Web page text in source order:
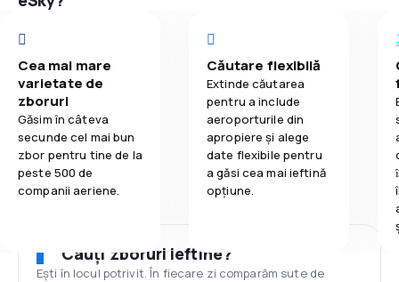
Cea mai mare
varietate de
zboruri
Găsim în câteva
secunde cel mai bun
zbor pentru tine de la
peste 500 de
companii aeriene.
Căutare flexibilă
Extinde căutarea
pentru a include
aeroporturile din
apropiere și alege
date flexibile pentru
a găsi cea mai ieftină
opțiune.
Cauți zboruri ieftine?
Ești în locul potrivit. În fiecare zi comparăm sute de